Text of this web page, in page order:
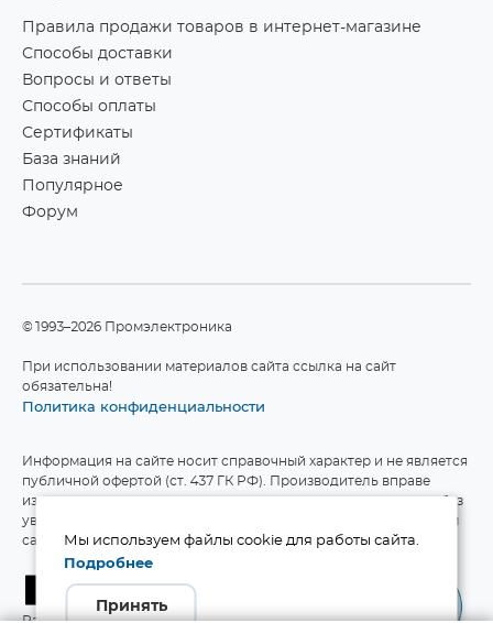
Правила продажи товаров в интернет-магазине
Способы доставки
Вопросы и ответы
Способы оплаты
Сертификаты
База знаний
Популярное
Форум
©1993–2026 Промэлектроника
При использовании материалов сайта ссылка на сайт
обязательна!
Политика конфиденциальности
Информация на сайте носит справочный характер и не является
публичной офертой (ст. 437 ГК РФ). Производитель вправе
изменять технические характеристики и комплект поставки без
уведомления. Актуальные данные приведены на официальном
сайте производителя.
Мы используем файлы cookie для работы сайта.
Подробнее
Принять